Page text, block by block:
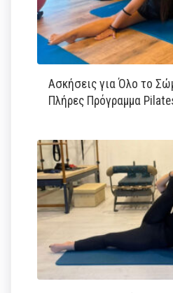
Ασκήσεις για Όλο το
Πλήρες Πρόγραμμα